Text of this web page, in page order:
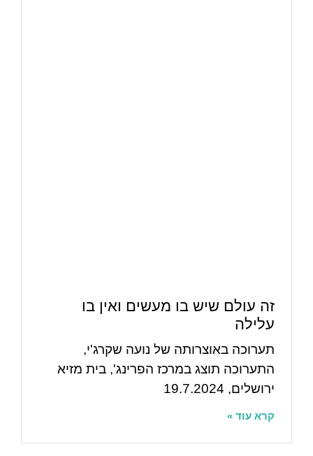
זה עולם שיש בו מעשים ואין בו
עלילה
תערוכה באוצרותה של נועה שקרג'י,
התערוכה תוצג במרכז הפרינג', בית מזיא
ירושלים, 19.7.2024
קרא עוד »